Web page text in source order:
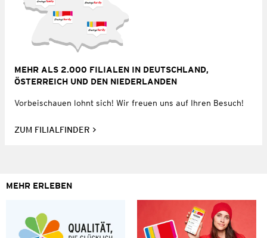
MEHR ALS 2.000 FILIALEN IN DEUTSCHLAND,
ÖSTERREICH UND DEN NIEDERLANDEN
Vorbeischauen lohnt sich! Wir freuen uns auf Ihren Besuch!
ZUM FILIALFINDER
MEHR ERLEBEN